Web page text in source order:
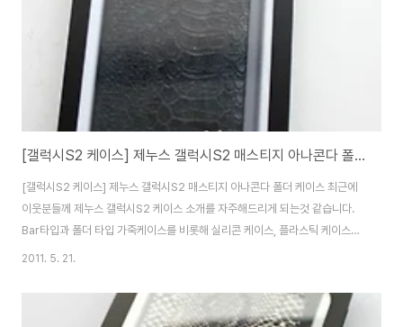
[갤럭시S2 케이스] 제누스 갤럭시S2 매스티지 아나콘다 폴더 케이스
[갤럭시S2 케이스] 제누스 갤럭시S2 매스티지 아나콘다 폴더 케이스 최근에
이웃분들께 제누스 갤럭시S2 케이스 소개를 자주해드리게 되는것 같습니다.
Bar타입과 폴더 타입 가죽케이스를 비롯해 실리콘 케이스, 플라스틱 케이스등
다양하게 제누스에서는 갤럭시S2 케이스들을 출시하고 있는데요. 오늘 소개
만원대인데요. 패키지가 깔끔하고, 고급스러운 분위기입니다. 구성품에 액정보
호필름까지 포함되어 있으니 경제적부담/지출을 아낄 수 있겠죠? 색상은 와인/
2011. 5. 21.